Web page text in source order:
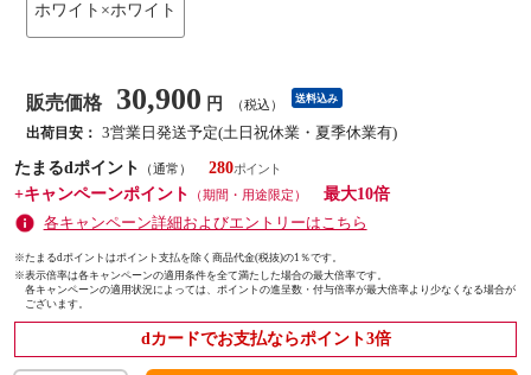
ホワイト×ホワイト
販売価格 30,900 円 （税込） 送料込み
出荷目安： 3営業日発送予定(土日祝休業・夏季休業有)
たまるdポイント
（通常）
280
+キャンペーンポイント
（期間・用途限定）
最大10倍
各キャンペーン詳細およびエントリーはこちら
※たまるdポイントはポイント支払を除く商品代金(税抜)の1％です。
※表示倍率は各キャンペーンの適用条件を全て満たした場合の最大倍率です。
各キャンペーンの適用状況によっては、ポイントの進呈数・付与倍率が最大倍率より少なくなる場合が
ございます。
dカードでお支払ならポイント3倍